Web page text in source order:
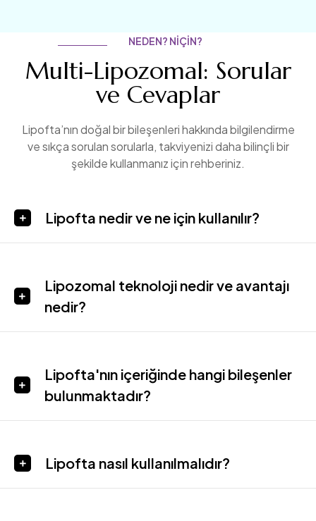
NEDEN? NIÇIN?
Multi-Lipozomal: Sorular
ve Cevaplar
Lipofta’nın doğal bir bileşenleri hakkında bilgilendirme
ve sıkça sorulan sorularla, takviyenizi daha bilinçli bir
şekilde kullanmanız için rehberiniz.
Lipofta nedir ve ne için kullanılır?
Lipozomal teknoloji nedir ve avantajı
nedir?
Lipofta'nın içeriğinde hangi bileşenler
bulunmaktadır?
Lipofta nasıl kullanılmalıdır?